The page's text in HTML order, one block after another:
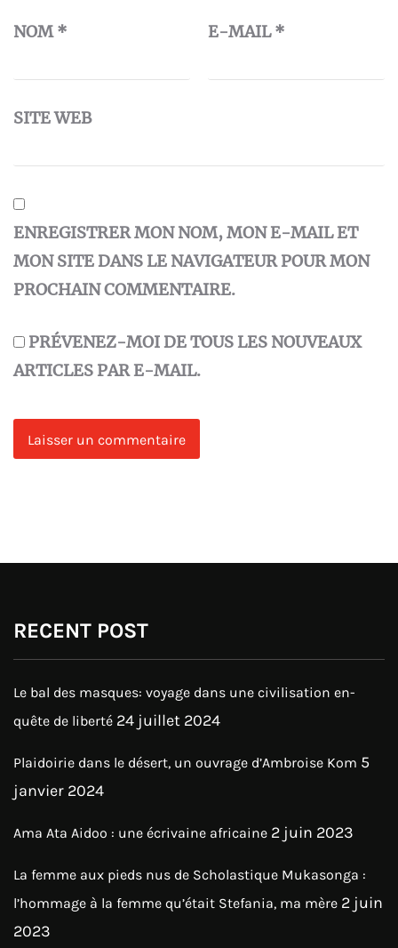
NOM* E-MAIL*
SITE WEB
ENREGISTRER MON NOM, MON E-MAIL ET
MON SITE DANS LE NAVIGATEUR POUR MON
PROCHAIN COMMENTAIRE.
PRÉVENEZ-MOI DE TOUS LES NOUVEAUX
ARTICLES PAR E-MAIL.
RECENT POST
Le bal des masques: voyage dans une civilisation en-
quête de liberté 24 juillet 2024
Plaidoirie dans le désert, un ouvrage d’Ambroise Kom 5
janvier 2024
Ama Ata Aidoo : une écrivaine africaine 2 juin 2023
La femme aux pieds nus de Scholastique Mukasonga :
l’hommage à la femme qu’était Stefania, ma mère 2 juin
2023